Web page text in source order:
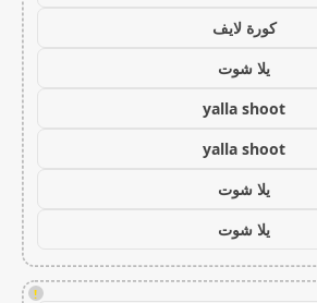
كورة لايف
يلا شوت
yalla shoot
yalla shoot
يلا شوت
يلا شوت
!